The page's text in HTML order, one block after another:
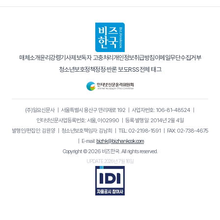
매체소개윤리강령기사제보독자 고충처리 개인정보취급방침이메일무단수집거부
청소년보호정책정정·반론 보도RSS전체 태그
(주)일요신문사｜ 서울특별시 용산구 만리재로 192｜ 사업자번호: 106-81-48524｜
인터넷신문사업등록번호: 서울, 아02990
등록·발행일: 2014년 2월 4일
발행인/편집인: 김원양｜ 청소년보호책임자: 김남희 TEL: 02-2198-1591
FAX: 02-738-4675
E-mail: bizhk@bizhankook.com
Copyright © 2026 비즈한국. All rights reserved.
UPDATE 2026년 7월 16일